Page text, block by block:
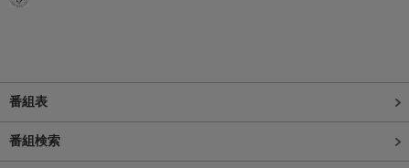
番組表
番組検索